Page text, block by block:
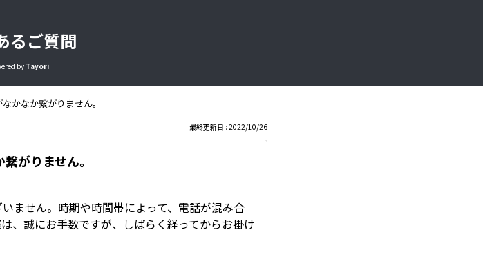
るご質問
by Tayori
かなか繋がりません。
最終更新日 : 2022/10/26
がりません。
ません。時期や時間帯によって、電話が混み合
、誠にお手数ですが、しばらく経ってからお掛け